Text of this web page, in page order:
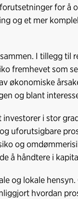
for å
og et mer
I tillegg til
fremhevet som
økonomiske
og blant
i stor
uforutsigbare
og
å håndtere i
og lokale
hvordan